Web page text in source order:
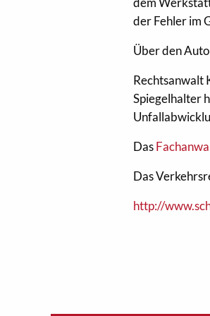
der Fehler im
Über den
Rechtsanwalt
Spiegelhalter
Das
Das
http://